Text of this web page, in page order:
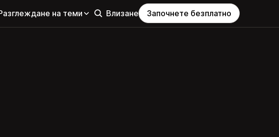
на теми Влизане Започнете безплатно